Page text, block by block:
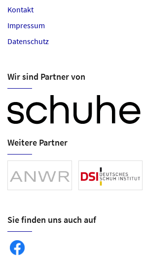
Kontakt
Impressum
Datenschutz
Wir sind Partner von
Weitere Partner
Sie finden uns auch auf